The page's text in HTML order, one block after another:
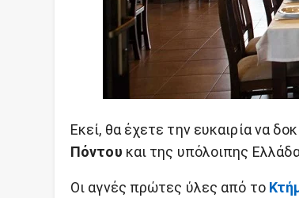
Εκεί, θα έχετε την ευκαιρία να
Πόντου και της υπόλοιπης
Οι αγνές πρώτες ύλες από το